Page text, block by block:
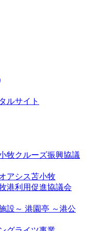
ルサイト
牧クルーズ振興協議
アシス苫小牧
港利用促進協議会
港園亭 ～港公